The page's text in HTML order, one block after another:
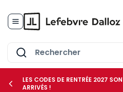
LES CODES DE RENTRÉE 2027
ARRIVÉS !